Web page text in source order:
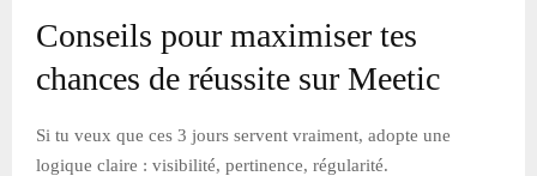
Conseils pour maximiser tes
chances de réussite sur Meetic
Si tu veux que ces 3 jours servent vraiment, adopte une
logique claire : visibilité, pertinence, régularité.